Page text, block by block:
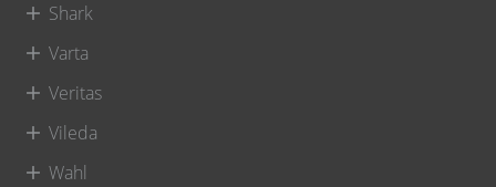
Shark
Varta
Veritas
Vileda
Wahl